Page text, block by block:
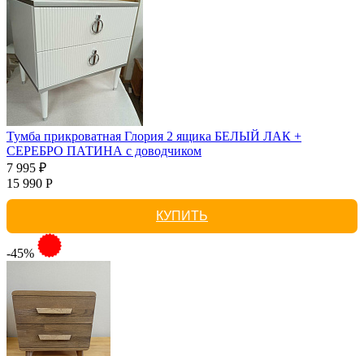
Тумба прикроватная Глория 2 ящика БЕЛЫЙ ЛАК +
СЕРЕБРО ПАТИНА с доводчиком
7 995 ₽
15 990 Р
КУПИТЬ
-45%